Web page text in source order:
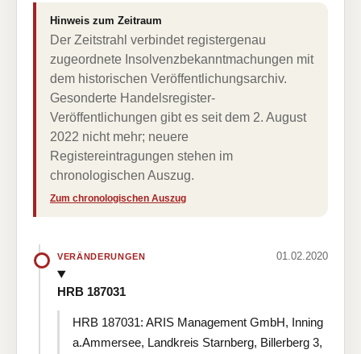
Hinweis zum Zeitraum
Der Zeitstrahl verbindet registergenau
zugeordnete Insolvenzbekanntmachungen mit
dem historischen Veröffentlichungsarchiv.
Gesonderte Handelsregister-
Veröffentlichungen gibt es seit dem 2. August
2022 nicht mehr; neuere
Registereintragungen stehen im
chronologischen Auszug.
Zum chronologischen Auszug
VERÄNDERUNGEN 01.02.2020
HRB 187031
HRB 187031: ARIS Management GmbH, Inning
a.Ammersee, Landkreis Starnberg, Billerberg 3,